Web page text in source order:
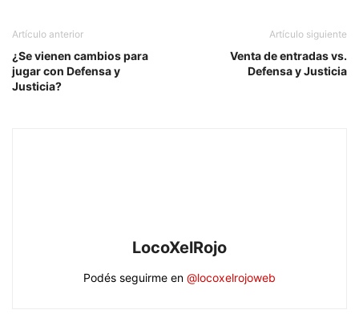
Artículo anterior
¿Se vienen cambios para
jugar con Defensa y
Justicia?
Artículo siguiente
Venta de entradas vs.
Defensa y Justicia
LocoXelRojo
Podés seguirme en @locoxelrojoweb